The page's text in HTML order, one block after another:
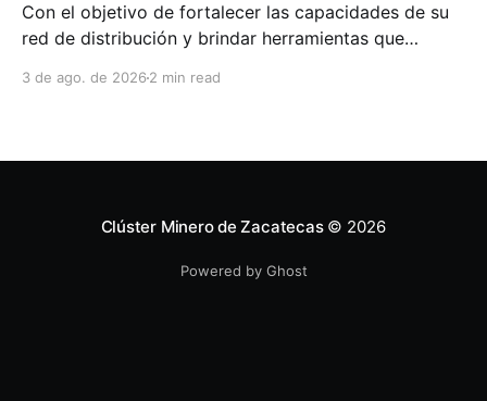
Con el objetivo de fortalecer las capacidades de su
red de distribución y brindar herramientas que
técnico, Milwaukee llevó a cabo una capacitación
3 de ago. de 2026 2 min read
Clúster Minero de Zacatecas© 2026
Powered by Ghost